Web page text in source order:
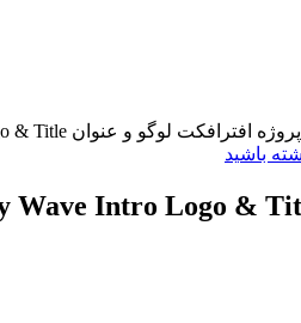
پروژه افترافکت لوگو و عنوان Trippy Wave Intro Logo & Title